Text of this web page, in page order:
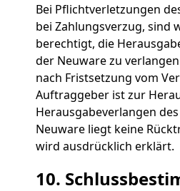
Bei Pflichtverletzungen
bei Zahlungsverzug, sind
berechtigt, die
der Neuware zu
nach Fristsetzung vom
Auftraggeber ist zur
Herausgabeverlangen
Neuware liegt keine
wird ausdrücklich erklärt.
10.